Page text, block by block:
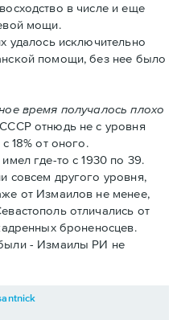
в числе и еще
мощи.
удалось исключительно
помощи, без нее было
время получалось плохо
отнюдь не с уровня
18% от оного.
где-то с 1930 по 39.
совсем другого уровня,
от Измаилов не менее,
отличались от
броненосцев.
- Измаилы РИ не